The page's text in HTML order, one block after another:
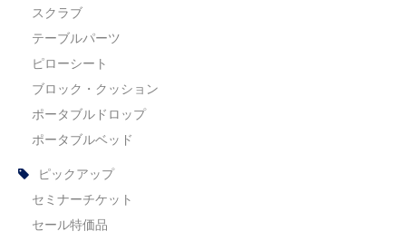
会員限定商品
キャンペーン
セミナーチケット
ブランドで探す
ESAKI (エサキ)
スクラブ
テーブルパーツ
ピローシート
ブロック・クッション
ポータブルドロップ
ポータブルベッド
ピックアップ
セミナーチケット
セール特価品